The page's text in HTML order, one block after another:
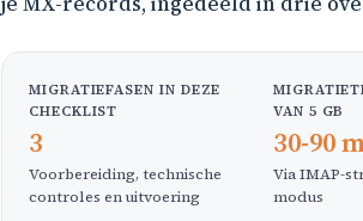
MIGRATIEFASEN IN DEZE
CHECKLIST
3
Voorbereiding, technische
controles en uitvoering
VAN 5 GB
30-90
Via IMAP-
modus